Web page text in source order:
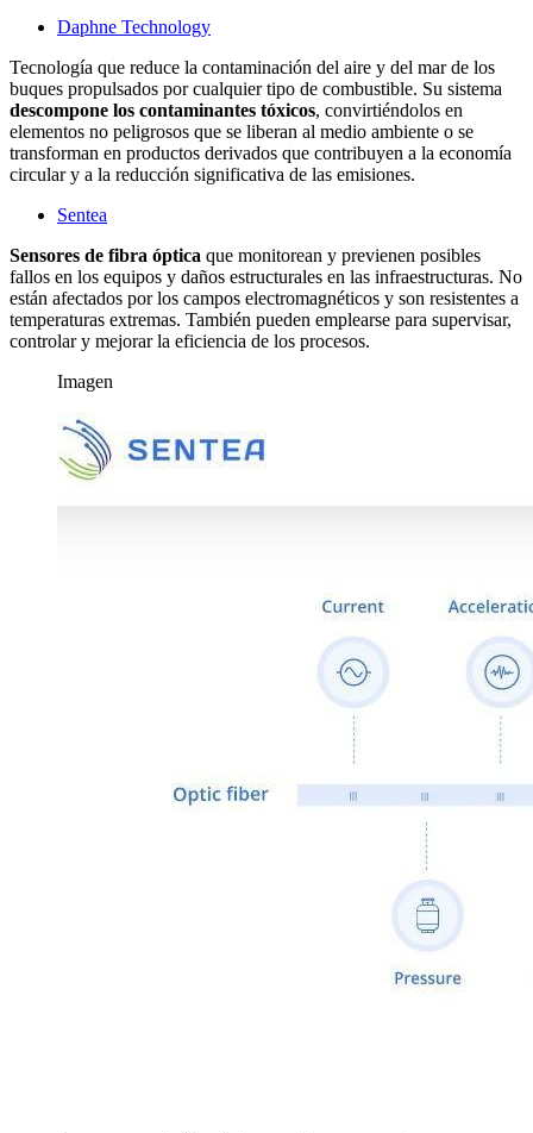
Daphne Technology
Tecnología que reduce la contaminación del aire y del mar de los
buques propulsados por cualquier tipo de combustible. Su sistema
descompone los contaminantes tóxicos, convirtiéndolos en
elementos no peligrosos que se liberan al medio ambiente o se
transforman en productos derivados que contribuyen a la economía
circular y a la reducción significativa de las emisiones.
Sentea
Sensores de fibra óptica que monitorean y previenen posibles
fallos en los equipos y daños estructurales en las infraestructuras. No
están afectados por los campos electromagnéticos y son resistentes a
temperaturas extremas. También pueden emplearse para supervisar,
controlar y mejorar la eficiencia de los procesos.
Imagen